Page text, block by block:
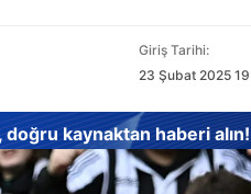
Giriş Tarihi:
23 Şubat 2025
kaynaktan haberi alın!